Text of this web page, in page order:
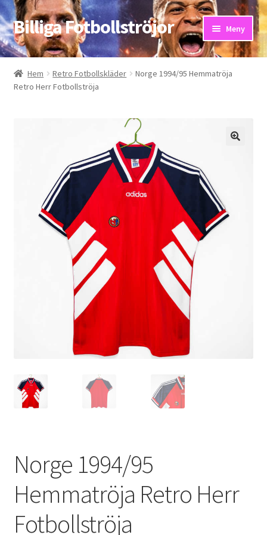
Hoppa
till
navigering
Hoppa
till
innehåll
Billiga Fotbollströjor Meny
Hem
Bloggar
Kontakta oss
Mitt konto
Storleksguiden
Hem Retro Fotbollskläder
Norge 1994/95 Hemmatröja
Retro Herr Fotbollströja
Norge 1994/95
Hemmatröja Retro Herr
Fotbollströja